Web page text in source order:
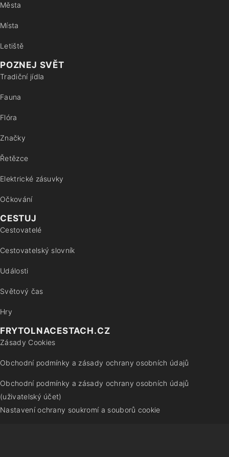
Města
Místa
Letiště
POZNEJ SVĚT
Tradiční jídla
Fauna
Flóra
Značky
Řetězce
Elektrické zásuvky
Očkování
CESTUJ
Cestovatelé
Cestovatelský slovník
Události
Světový čas
Hry
FRYTOLNACESTACH.CZ
Zásady Cookies
Obchodní podmínky a zásady ochrany osobních údajů
Obchodní podmínky a zásady ochrany osobních údajů
(uživatelský účet)
Nastavení ochrany soukromí a souborů cookie